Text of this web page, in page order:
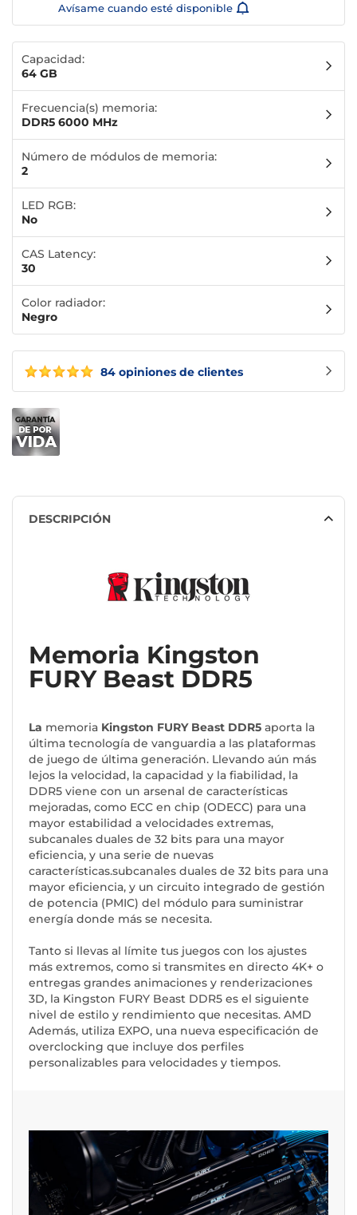
84 opiniones de clientes
Avísame cuando esté disponible
Capacidad:
64 GB
Frecuencia(s) memoria:
DDR5 6000 MHz
Número de módulos de memoria:
2
LED RGB:
No
CAS Latency:
30
Color radiador:
Negro
DESCRIPCIÓN
Memoria Kingston
FURY Beast DDR5
La memoria Kingston FURY Beast DDR5 aporta la
última tecnología de vanguardia a las plataformas
de juego de última generación. Llevando aún más
lejos la velocidad, la capacidad y la fiabilidad, la
DDR5 viene con un arsenal de características
mejoradas, como ECC en chip (ODECC) para una
mayor estabilidad a velocidades extremas,
subcanales duales de 32 bits para una mayor
eficiencia, y una serie de nuevas
características.subcanales duales de 32 bits para una
mayor eficiencia, y un circuito integrado de gestión
de potencia (PMIC) del módulo para suministrar
energía donde más se necesita.
Tanto si llevas al límite tus juegos con los ajustes
más extremos, como si transmites en directo 4K+ o
entregas grandes animaciones y renderizaciones
3D, la Kingston FURY Beast DDR5 es el siguiente
nivel de estilo y rendimiento que necesitas. AMD
Además, utiliza EXPO, una nueva especificación de
overclocking que incluye dos perfiles
personalizables para velocidades y tiempos.